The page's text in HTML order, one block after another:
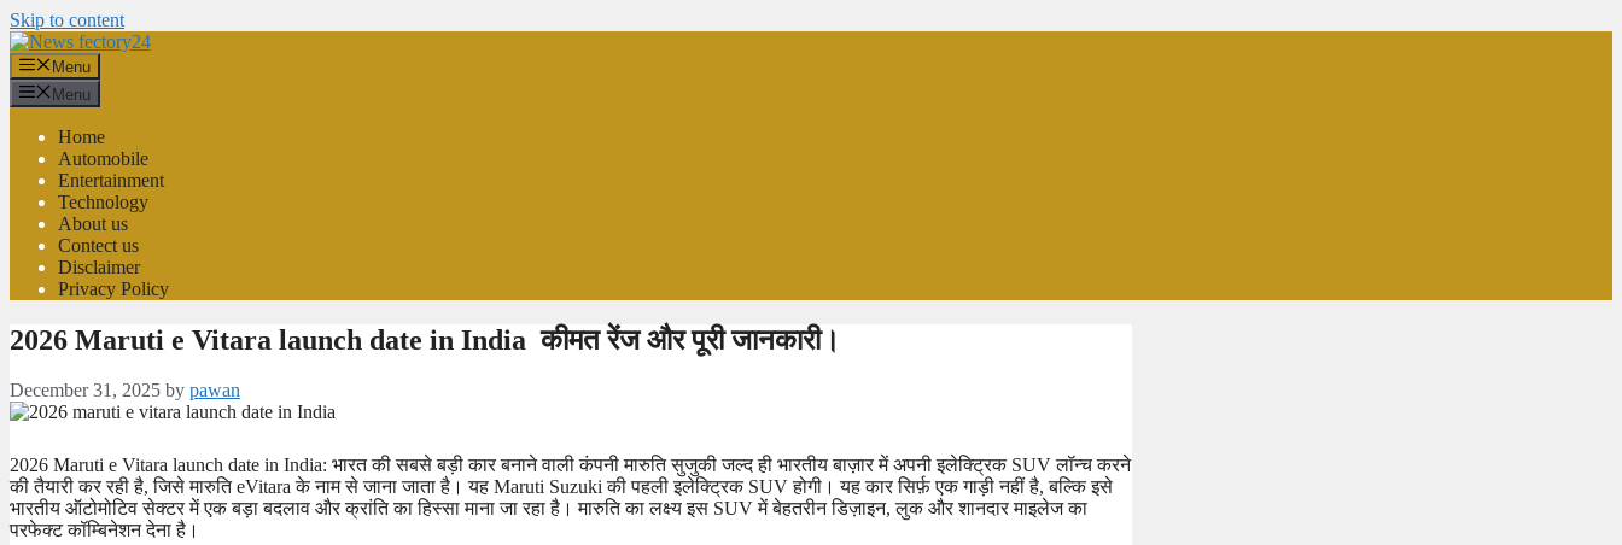
Skip to content
Menu
Menu
Home
Automobile
Entertainment
Technology
About us
Contect us
Disclaimer
Privacy Policy
2026 Maruti e Vitara launch date in India कीमत रेंज और पूरी जानकारी।
December 31, 2025 by pawan
2026 Maruti e Vitara launch date in India: भारत की सबसे बड़ी कार बनाने वाली कंपनी मारुति सुजुकी जल्द ही भारतीय बाज़ार में अपनी इलेक्ट्रिक SUV लॉन्च करने
की तैयारी कर रही है, जिसे मारुति eVitara के नाम से जाना जाता है। यह Maruti Suzuki की पहली इलेक्ट्रिक SUV होगी। यह कार सिर्फ़ एक गाड़ी नहीं है, बल्कि इसे
भारतीय ऑटोमोटिव सेक्टर में एक बड़ा बदलाव और क्रांति का हिस्सा माना जा रहा है। मारुति का लक्ष्य इस SUV में बेहतरीन डिज़ाइन, लुक और शानदार माइलेज का
परफेक्ट कॉम्बिनेशन देना है।